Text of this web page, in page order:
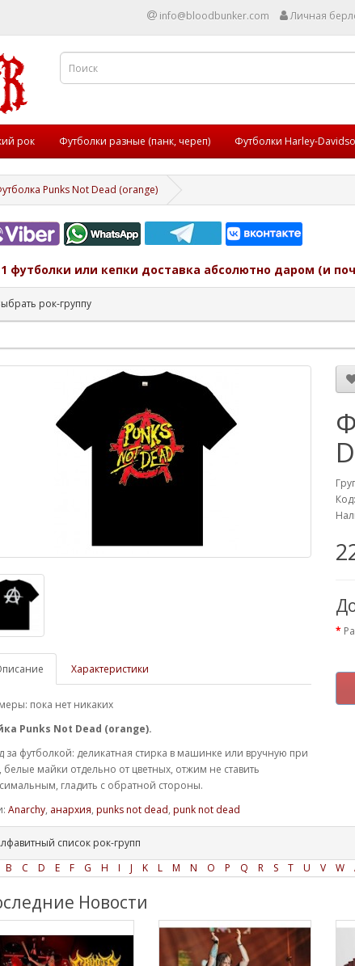
info@bloodbunker.com Личная
рок Футболки разные (панк, череп) Футболки Harley-
Punks Not Dead (orange)
футболки или кепки доставка абсолютно даром (и
рок-группу
Характеристики
пока нет никаких
Punks Not Dead (orange).
за футболкой: деликатная стирка в машинке или вручную при
белые майки отдельно от цветных, отжим не ставить
гладить с обратной стороны.
Anarchy, анархия, punks not dead, punk not dead
список рок-групп
B C D E F G H I J K L M N O P Q R S T U V W
Новости